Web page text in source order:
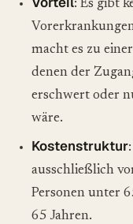
: Es gibt
macht es zu
denen der
erschwert oder
wäre.
Kostenstruktur
ausschließlich
Personen unter
65 Jahren.